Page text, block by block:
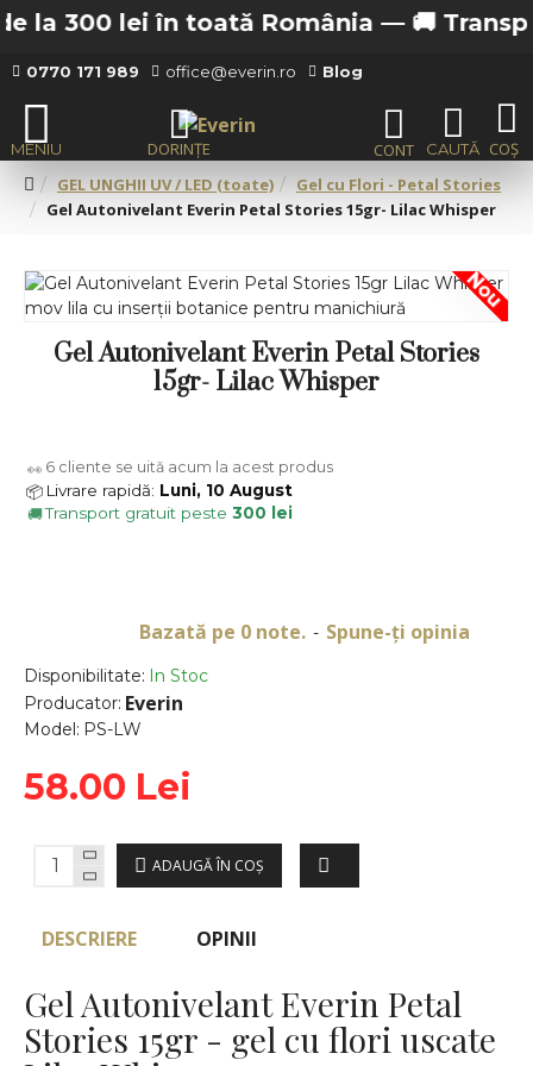
300 lei în toată România — 🚚
0770 171 989 office@everin.ro Blog
GEL UNGHII UV / LED (toate)
Gel cu Flori - Petal Stories
Gel Autonivelant Everin Petal Stories 15gr- Lilac Whisper
Nou
Gel Autonivelant Everin Petal Stories
15gr- Lilac Whisper
Disponibilitate: In Stoc
Producator: Everin
Model: PS-LW
Bazată pe 0 note. - Spune-ţi opinia
58.00 Lei
ADAUGĂ ÎN COŞ
👀 6 cliente se uită acum la acest produs
📦 Livrare rapidă: Luni, 10 August
🚚Transport gratuit peste 300 lei
DESCRIERE OPINII
Gel Autonivelant Everin Petal
Stories 15gr - gel cu flori uscate